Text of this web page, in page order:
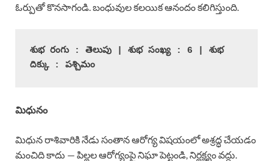
ఓర్పుతో కొనసాగండి. బంధువుల కలయిక ఆనందం కలిగిస్తుంది.
శుభ రంగు : తెలుపు | శుభ సంఖ్య : 6 | శుభ
దిక్కు : పశ్చిమం
మిధునం
మిధున రాశివారికి నేడు సంతాన ఆరోగ్య విషయంలో అశ్రద్ధ చేయడం
మంచిది కాదు — పిల్లల ఆరోగ్యంపై నిఘా పెట్టండి, నిర్లక్ష్యం వద్దు.